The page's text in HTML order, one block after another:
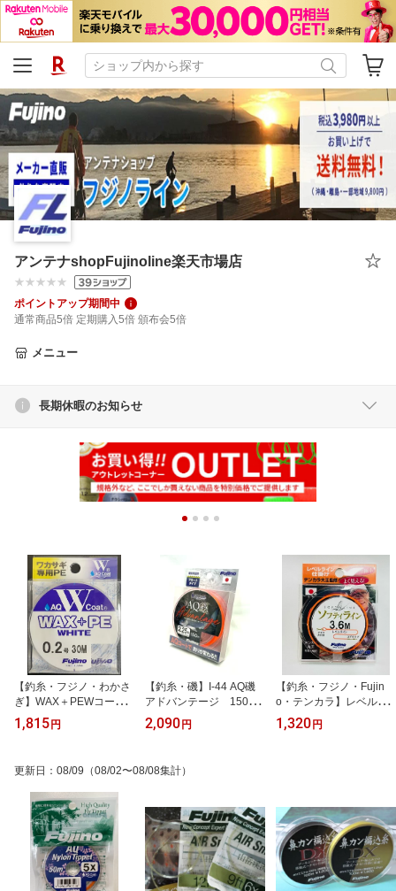
アンテナshopFujinoline楽天市場店
ポイントアップ期間中
通常商品5倍 定期購入5倍 頒布会5倍
メニュー
長期休暇のお知らせ
【釣糸・フジノ・わかさ
ぎ】WAX＋PEWコー
ト ホワイト30m
1,815 円
【釣糸・磯】I-44 AQ磯
アドバンテージ 150m
1.5号〜3号
2,090 円
【釣糸・フジノ・Fujin
o・テンカラ】レベルラ
イン仕掛け 「ソフティラ
イン」 3m～3.6m
1,320 円
更新日 ： 08/09 （08/02〜08/08集計）